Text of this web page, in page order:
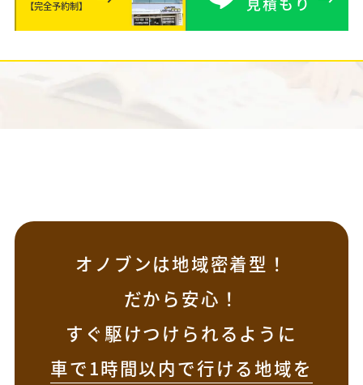
【完全予約制】
オノブンは地域密着型！
だから安心！
すぐ駆けつけられるように
車で1時間以内で行ける地域を